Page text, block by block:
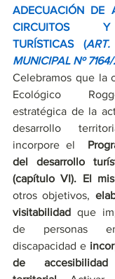
ADECUACIÓN DE
CIRCUITOS Y
TURÍSTICAS (
MUNICIPAL Nº
Celebramos que la
Ecológico
estratégica de la
desarrollo
incorpore el
del desarrollo
(capítulo VI). El
otros objetivos,
visitabilidad que
de personas
discapacidad e
de